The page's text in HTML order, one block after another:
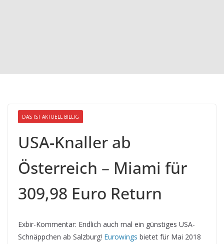
DAS IST AKTUELL BILLIG
USA-Knaller ab
Österreich – Miami für
309,98 Euro Return
Exbir-Kommentar: Endlich auch mal ein günstiges USA-
Schnäppchen ab Salzburg! Eurowings bietet für Mai 2018